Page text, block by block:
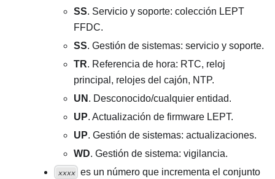
SS. Servicio y soporte: colección LEPT
FFDC.
SS. Gestión de sistemas: servicio y soporte.
TR. Referencia de hora: RTC, reloj
principal, relojes del cajón, NTP.
UN . Desconocido/cualquier entidad.
UP. Actualización de firmware LEPT.
UP. Gestión de sistemas: actualizaciones.
WD. Gestión de sistema: vigilancia.
xxxx es un número que incrementa el conjunto